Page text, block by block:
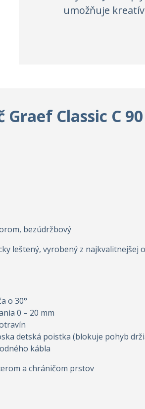
umožňuje
Graef Classic C 90
bezúdržbový
leštený, vyrobený z najkvalitnejšej
o 30°
0 – 20 mm
detská poistka (blokuje pohyb
kábla
a chráničom prstov